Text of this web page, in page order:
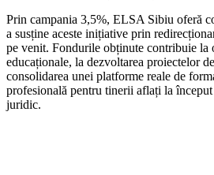
Prin campania 3,5%, ELSA Sibiu oferă
a susține aceste inițiative prin
pe venit. Fondurile obținute contribuie la
educaționale, la dezvoltarea proiectelor
consolidarea unei platforme reale de
profesională pentru tinerii aflați la
juridic.